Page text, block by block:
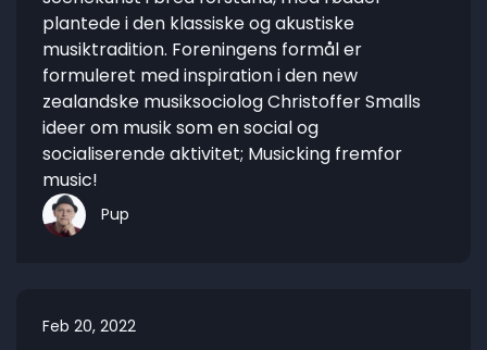
plantede i den klassiske og akustiske
musiktradition. Foreningens formål er
formuleret med inspiration i den new
zealandske musiksociolog Christoffer Smalls
ideer om musik som en social og
socialiserende aktivitet; Musicking fremfor
music!
Pup
Feb 20, 2022